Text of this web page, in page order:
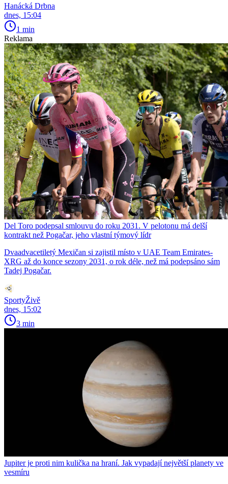
Hanácká Drbna
dnes, 15:04
1 min
Reklama
Del Toro podepsal smlouvu do roku 2031. V pelotonu má delší
kontrakt než Pogačar, jeho vlastní týmový lídr
Dvaadvacetiletý Mexičan si zajistil místo v UAE Team Emirates-
XRG až do konce sezony 2031, o rok déle, než má podepsáno sám
Tadej Pogačar.
SportyŽivě
dnes, 15:02
3 min
Jupiter je proti nim kulička na hraní. Jak vypadají největší planety ve
vesmíru